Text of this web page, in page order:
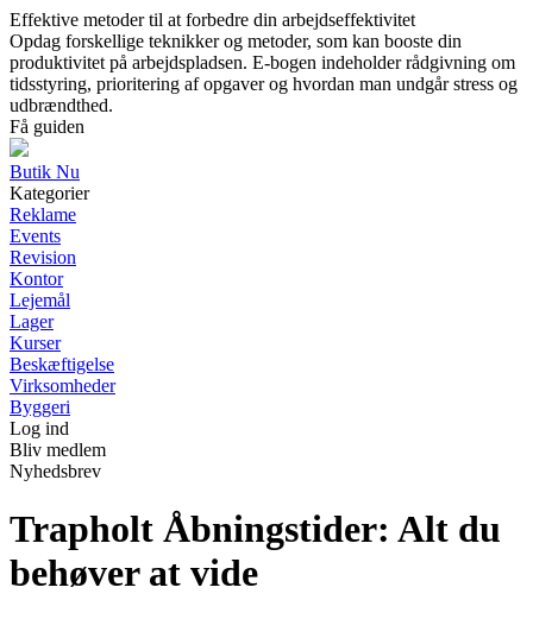
Effektive metoder til at forbedre din arbejdseffektivitet
Opdag forskellige teknikker og metoder, som kan booste din
produktivitet på arbejdspladsen. E-bogen indeholder rådgivning om
tidsstyring, prioritering af opgaver og hvordan man undgår stress og
udbrændthed.
Få guiden
Butik Nu
Kategorier
Reklame
Events
Revision
Kontor
Lejemål
Lager
Kurser
Beskæftigelse
Virksomheder
Byggeri
Log ind
Bliv medlem
Nyhedsbrev
Trapholt Åbningstider: Alt du
behøver at vide